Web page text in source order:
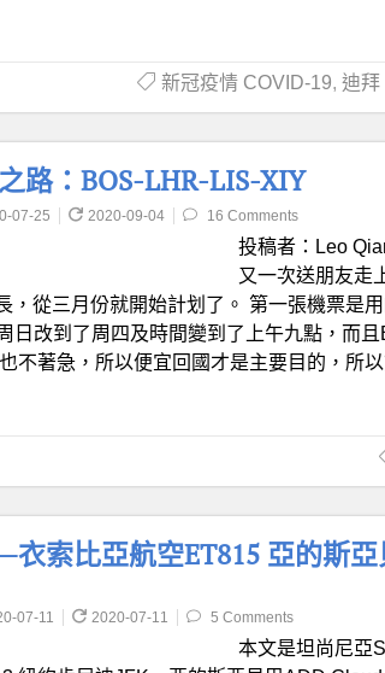
新冠疫情 COVID-19, 迪拜
路：BOS-LHR-LIS-XIY
07-25 2020-09-04 16 Comments
投稿者：Leo
又一次送朋友走
，從三月份就開始計划了。 第一張機票是
日改到了周四及時間變到了上午九點，而
不著急，所以便宜回國才是主要目的，所
索比亞航空ET815 亞的斯
07-11 2020-07-11 5 Comments
本文是坦尚尼亞